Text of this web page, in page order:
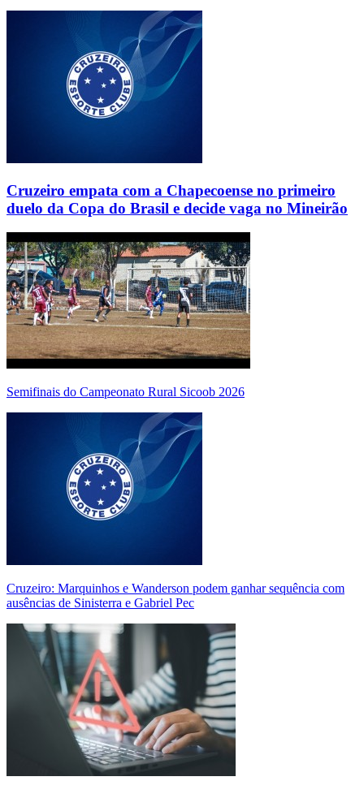
Cruzeiro empata com a Chapecoense no primeiro
duelo da Copa do Brasil e decide vaga no Mineirão
Semifinais do Campeonato Rural Sicoob 2026
Cruzeiro: Marquinhos e Wanderson podem ganhar sequência com
ausências de Sinisterra e Gabriel Pec